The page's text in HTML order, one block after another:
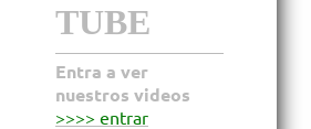
TUBE
Entra a ver
nuestros videos
>>>> entrar